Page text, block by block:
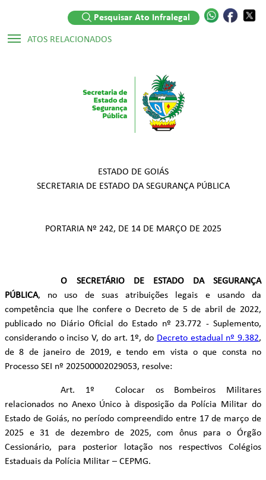
ATOS RELACIONADOS
▷ Decreto Numerado Nº 9.382/2019
ESTADO DE GOIÁS
SECRETARIA DE ESTADO DA SEGURANÇA PÚBLICA
PORTARIA Nº 242, DE 14 DE MARÇO DE 2025
O SECRETÁRIO DE ESTADO DA SEGURANÇA
PÚBLICA, no uso de suas atribuições legais e usando da
competência que lhe confere o Decreto de 5 de abril de 2022,
publicado no Diário Oficial do Estado nº 23.772 - Suplemento,
considerando o inciso V, do art. 1º, do Decreto estadual nº 9.382,
de 8 de janeiro de 2019, e tendo em vista o que consta no
Processo SEI nº 202500002029053, resolve:
Art. 1º Colocar os Bombeiros Militares
relacionados no Anexo Único à disposição da Polícia Militar do
Estado de Goiás, no período compreendido entre 17 de março de
2025 e 31 de dezembro de 2025, com ônus para o Órgão
Cessionário, para posterior lotação nos respectivos Colégios
Estaduais da Polícia Militar – CEPMG.
Pesquisar Ato Infralegal